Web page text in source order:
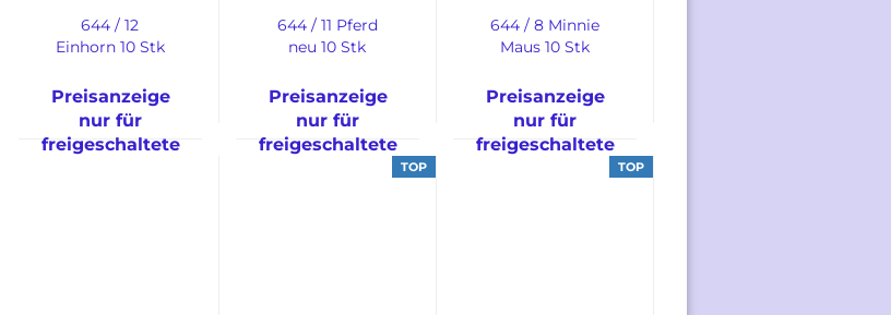
644 / 12
Einhorn 10 Stk
Preisanzeige
nur für
freigeschaltete
644 / 11 Pferd
neu 10 Stk
Preisanzeige
nur für
freigeschaltete
644 / 8 Minnie
Maus 10 Stk
Preisanzeige
nur für
freigeschaltete
TOP TOP